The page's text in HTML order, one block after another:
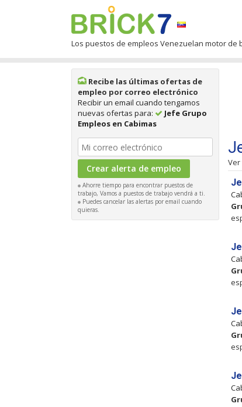
Los puestos de empleos Venezuelan motor de
Recibe las últimas ofertas de
empleo por correo electrónico
Recibir un email cuando tengamos
nuevas ofertas para:
Jefe Grupo
Empleos en Cabimas
Ahorre tiempo para encontrar puestos de
trabajo, Vamos a puestos de trabajo vendrá a ti.
Puedes cancelar las alertas por email cuando
quieras.